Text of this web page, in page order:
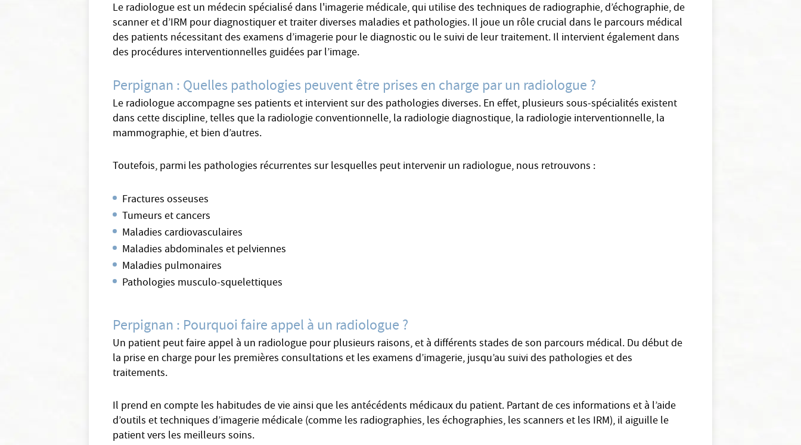
Le radiologue est un médecin spécialisé dans l'imagerie médicale, qui utilise des techniques de radiographie, d’échographie, de
scanner et d’IRM pour diagnostiquer et traiter diverses maladies et pathologies. Il joue un rôle crucial dans le parcours médical
des patients nécessitant des examens d’imagerie pour le diagnostic ou le suivi de leur traitement. Il intervient également dans
des procédures interventionnelles guidées par l’image.
Perpignan : Quelles pathologies peuvent être prises en charge par un radiologue ?
Le radiologue accompagne ses patients et intervient sur des pathologies diverses. En effet, plusieurs sous-spécialités existent
dans cette discipline, telles que la radiologie conventionnelle, la radiologie diagnostique, la radiologie interventionnelle, la
mammographie, et bien d’autres.
Toutefois, parmi les pathologies récurrentes sur lesquelles peut intervenir un radiologue, nous retrouvons :
Fractures osseuses
Tumeurs et cancers
Maladies cardiovasculaires
Maladies abdominales et pelviennes
Maladies pulmonaires
Pathologies musculo-squelettiques
Perpignan : Pourquoi faire appel à un radiologue ?
Un patient peut faire appel à un radiologue pour plusieurs raisons, et à différents stades de son parcours médical. Du début de
la prise en charge pour les premières consultations et les examens d’imagerie, jusqu’au suivi des pathologies et des
traitements.
Il prend en compte les habitudes de vie ainsi que les antécédents médicaux du patient. Partant de ces informations et à l’aide
d’outils et techniques d’imagerie médicale (comme les radiographies, les échographies, les scanners et les IRM), il aiguille le
patient vers les meilleurs soins.